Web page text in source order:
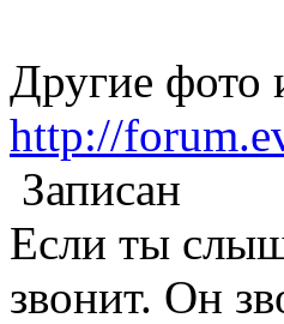
Другие фото
http://
Записан
Если ты
звонит. Он